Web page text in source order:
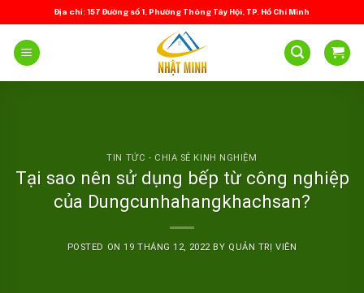
to
content
Địa chỉ: 157 Đường số 1, Phường Thông Tây Hội, TP. Hồ Chí Minh
TIN TỨC - CHIA SẺ KINH NGHIỆM
Tại sao nên sử dụng bếp từ công nghiệp
của Dungcunhahangkhachsan?
POSTED ON19 THÁNG 12, 2022BY QUẢN TRỊ VIÊN